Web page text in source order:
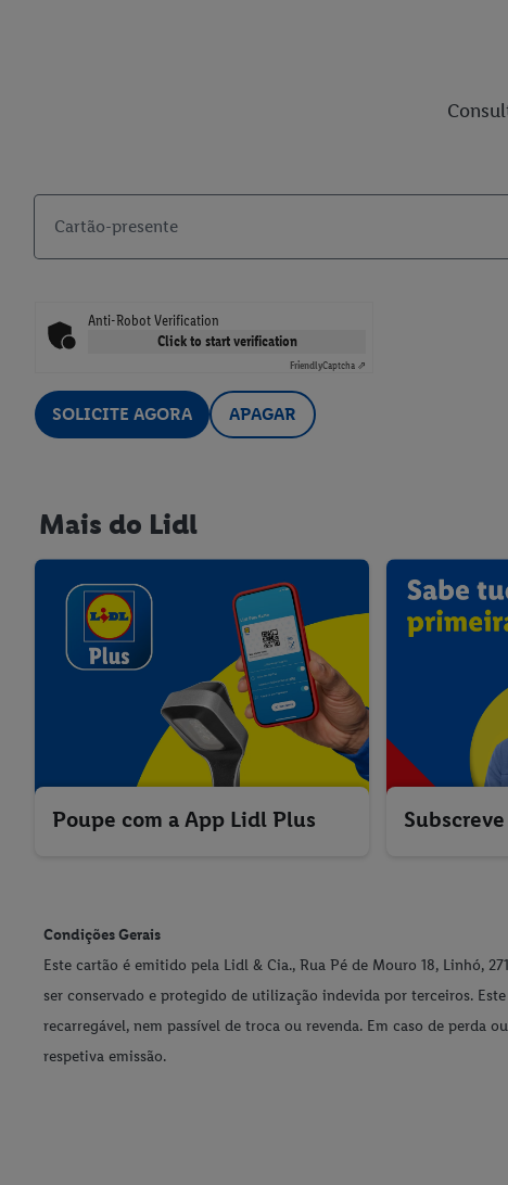
Cartão-presente
Anti-Robot Verification
Click to start verification
FriendlyCaptcha ⇗
SOLICITE AGORA APAGAR
Mais do Lidl
Poupe com a App Lidl Plus
Condições Gerais
Este cartão é emitido pela Lidl & Cia., Rua Pé de Mouro 18, Linhó,
ser conservado e protegido de utilização indevida por terceiros.
recarregável, nem passível de troca ou revenda. Em caso de perda
respetiva emissão.